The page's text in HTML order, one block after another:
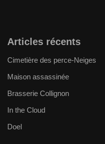
Articles récents
Cimetière des perce-Neiges
Maison assassinée
Brasserie Collignon
In the Cloud
Doel